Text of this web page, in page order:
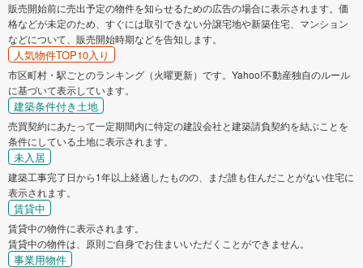
販売開始前に売出予定の物件を知らせるための広告の場合に表示されます。価
格などが未定のため、すぐには取引できない分譲宅地や新築住宅、マンション
などについて、販売開始時期などを告知します。
人気物件TOP10入り
市区町村・駅ごとのランキング（火曜更新）です。Yahoo!不動産独自のルール
に基づいて表示しています。
建築条件付き土地
売買契約にあたって一定期間内に特定の建設会社と建築請負契約を結ぶことを
条件にしている土地に表示されます。
未入居
建築工事完了日から1年以上経過したものの、まだ誰も住んだことがない住宅に
表示されます。
賃貸中
賃貸中の物件に表示されます。
賃貸中の物件は、原則ご自身でお住まいいただくことができません。
事業用物件